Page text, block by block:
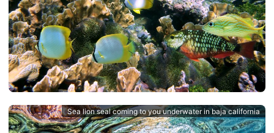
Sea lion seal coming to you underwater in baja california